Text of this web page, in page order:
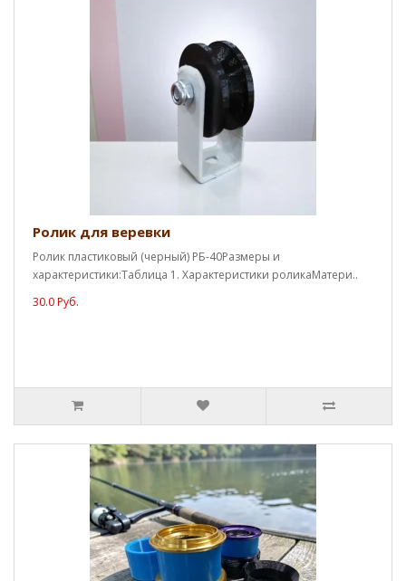
Ролик для веревки
Ролик пластиковый (черный) РБ-40Размеры и
характеристики:Таблица 1. Характеристики роликаМатери..
30.0 Руб.